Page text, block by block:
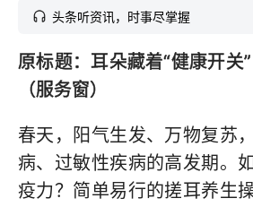
头条听资讯，时事尽掌握
原标题：耳朵藏着“健康开关
（服务窗）
春天，阳气生发、万物复苏
病、过敏性疾病的高发期。
疫力？简单易行的搓耳养生